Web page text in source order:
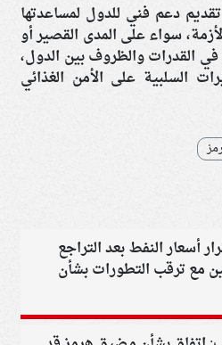
دعم فني للدول لمساعدتها
سواء على المدى القصير أو
القدرات والظروف بين الدول،
السلبية على الأمن الغذائي
أسعار النفط بعد التراجع
مع ترقب التطورات بشأن